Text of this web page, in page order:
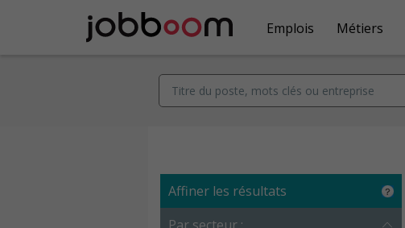
Emplois Métiers
Affiner les résultats